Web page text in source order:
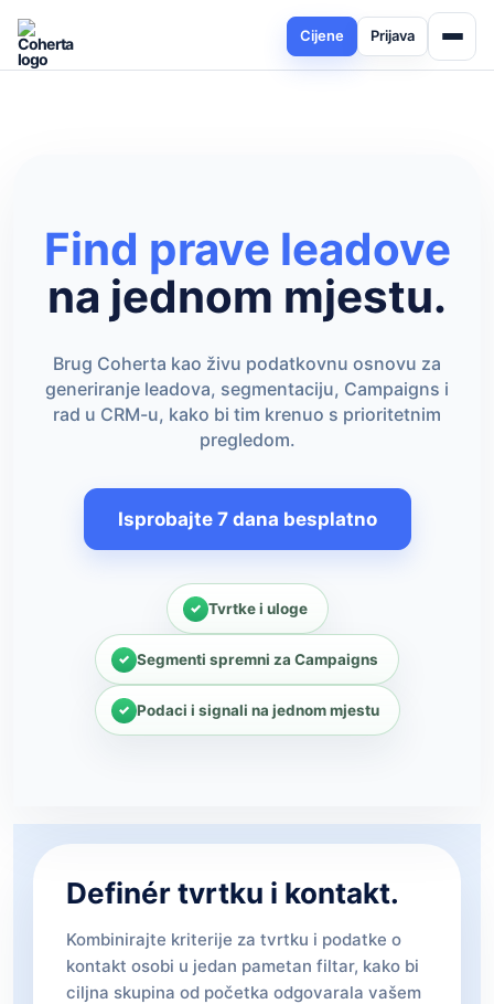
Cijene Prijava
Find prave leadove
na jednom mjestu.
Brug Coherta kao živu podatkovnu osnovu za
generiranje leadova, segmentaciju, Campaigns i
rad u CRM-u, kako bi tim krenuo s prioritetnim
pregledom.
Isprobajte 7 dana besplatno
Tvrtke i uloge
Segmenti spremni za Campaigns
Podaci i signali na jednom mjestu
Definér tvrtku i kontakt.
Kombinirajte kriterije za tvrtku i podatke o
kontakt osobi u jedan pametan filtar, kako bi
ciljna skupina od početka odgovarala vašem